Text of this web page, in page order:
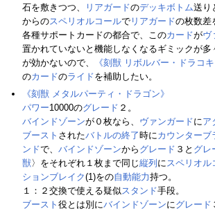
石を敷きつつ、
リアガードのデッキボトム送り
からのスペリオルコールで リアガードの枚数差
各種サポートカードの都合で、このカードがヴ
置かれていないと機能しなくなるギミックが多
が効かないので、
《刻獣 リボルバー・ドラコキ
のカードのライドを補助したい。
《刻獣 メタルパーティ・ドラゴン》
パワー10000のグレード ２。
バインドゾーンが０枚なら、 ヴァンガードにア
ブースト されたバトルの終了時にカウンターブ
ンドで、 バインドゾーンから グレード ３と グレ
獣〉をそれぞれ１枚まで同じ縦列 にスペリオル
ションブレイク(1)をの自動能力持つ。
１：２交換で使える疑似スタンド手段。
ブースト 役とは別にバインドゾーンにグレード